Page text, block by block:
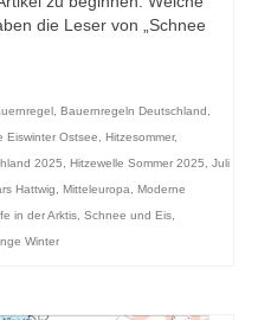
die Leser von „Schnee
Bauernregeln Deutschland
Eiswinter Ostsee Hitzesommer,
2025 Hitzewelle Sommer 2025
Juli
Hattwig Mitteleuropa
Moderne
in der Arktis Schnee und Eis
Winter